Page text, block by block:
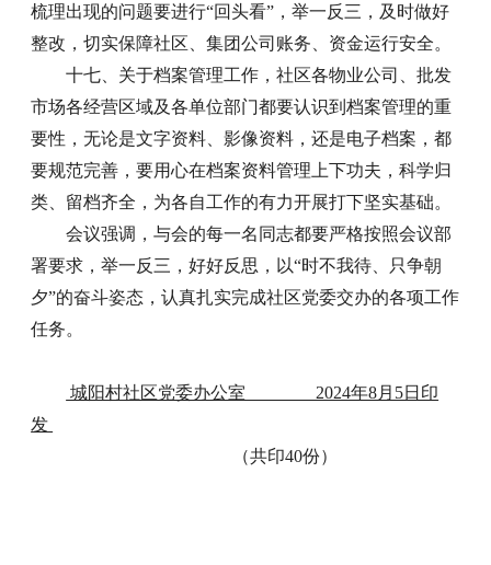
梳理出现的问题要进行“回头看”，举一反三，及时做好
整改，切实保障社区、集团公司账务、资金运行安全。
十七、关于档案管理工作，社区各物业公司、批发
市场各经营区域及各单位部门都要认识到档案管理的重
要性，无论是文字资料、影像资料，还是电子档案，都
要规范完善，要用心在档案资料管理上下功夫，科学归
类、留档齐全，为各自工作的有力开展打下坚实基础。
会议强调，与会的每一名同志都要严格按照会议部
署要求，举一反三，好好反思，以“时不我待、只争朝
夕”的奋斗姿态，认真扎实完成社区党委交办的各项工作
任务。
城阳村社区党委办公室 2024年8月5日印
发
（共印40份）